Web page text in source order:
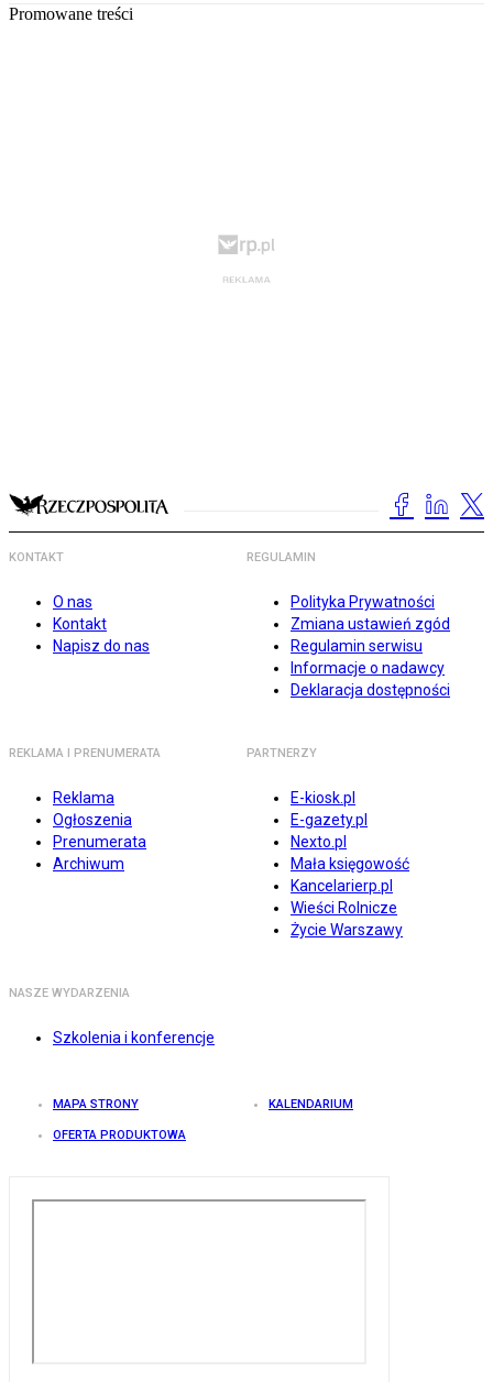
Promowane treści
KONTAKT
O nas
Kontakt
Napisz do nas
REGULAMIN
Polityka Prywatności
Zmiana ustawień zgód
Regulamin serwisu
Informacje o nadawcy
Deklaracja dostępności
REKLAMA I PRENUMERATA
Reklama
Ogłoszenia
Prenumerata
Archiwum
PARTNERZY
E-kiosk.pl
E-gazety.pl
Nexto.pl
Mała księgowość
Kancelarierp.pl
Wieści Rolnicze
Życie Warszawy
NASZE WYDARZENIA
Szkolenia i konferencje
MAPA STRONY KALENDARIUM
OFERTA PRODUKTOWA